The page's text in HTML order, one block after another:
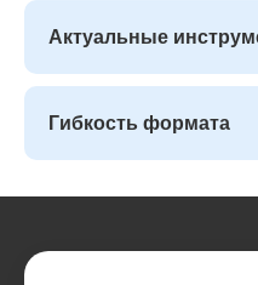
Актуальные
Гибкость формата